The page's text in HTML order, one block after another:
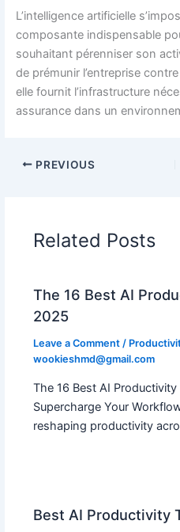
L’intelligence artificielle
composante indispensable
souhaitant pérenniser son
de prémunir l’entreprise
elle fournit l’infrastructure
assurance dans un
PREVIOUS
Related Posts
The 16 Best AI
2025
Leave a Comment /
wookieshmd@gmail.com
The 16 Best AI
Supercharge Your
reshaping productivity
Best AI Productivity